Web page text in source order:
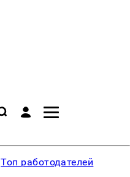
Топ работодателей